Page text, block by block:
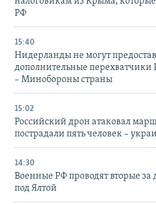
РФ
15:40
Нидерланды не могут
дополнительные перехватчики
– Минобороны страны
15:02
Российский дрон атаковал
пострадали пять человек –
14:30
Военные РФ проводят вторые за
под Ялтой